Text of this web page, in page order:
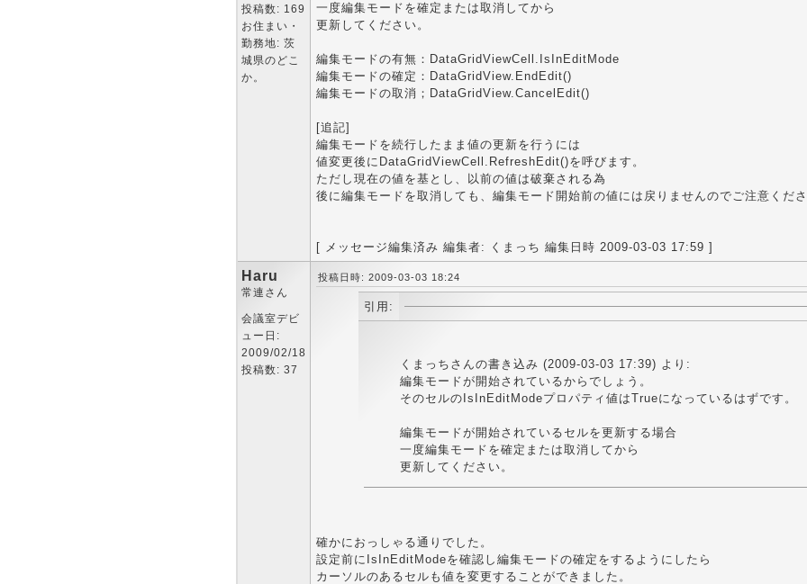
投稿数: 169
お住まい・
勤務地: 茨
城県のどこ
か。
一度編集モードを確定または取消してから
更新してください。
編集モードの有無：DataGridViewCell.IsInEditMode
編集モードの確定：DataGridView.EndEdit()
編集モードの取消；DataGridView.CancelEdit()
[追記]
編集モードを続行したまま値の更新を行うには
値変更後にDataGridViewCell.RefreshEdit()を呼びます。
ただし現在の値を基とし、以前の値は破棄される為
後に編集モードを取消しても、編集モード開始前の値には戻りませんのでご注意くだ
[ メッセージ編集済み 編集者: くまっち 編集日時 2009-03-03 17:59 ]
Haru
常連さん
会議室デビ
ュー日:
2009/02/18
投稿数: 37
投稿日時: 2009-03-03 18:24
引用:
くまっちさんの書き込み (2009-03-03 17:39) より:
編集モードが開始されているからでしょう。
そのセルのIsInEditModeプロパティ値はTrueになっているはずです。
編集モードが開始されているセルを更新する場合
一度編集モードを確定または取消してから
更新してください。
確かにおっしゃる通りでした。
設定前にIsInEditModeを確認し編集モードの確定をするようにしたら
カーソルのあるセルも値を変更することができました。